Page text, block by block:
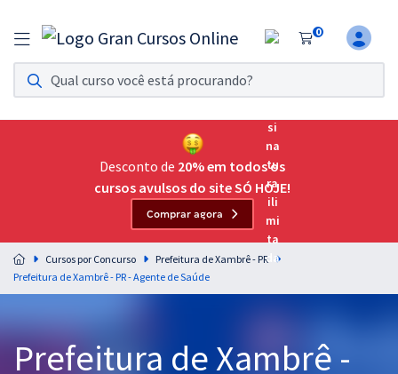
0
Assinatura Ilimitada 11
Acesso a todos os cursos. Teste grátis por 7 dias!
Assinatura OAB Até Passar
Acesso ilimitado a toda preparação para o Exame da
Residências Multiprofissionais
Preparação completa e intensiva para as principais
residências em saúde do Brasil
Assinatura Ilimitada
Desconto de 20% em todos os
cursos avulsos do site SÓ HOJE!
Comprar agora
Cursos por Concurso
Prefeitura de Xambrê - PR
Prefeitura de Xambrê - PR - Agente de Saúde
Prefeitura de Xambrê -